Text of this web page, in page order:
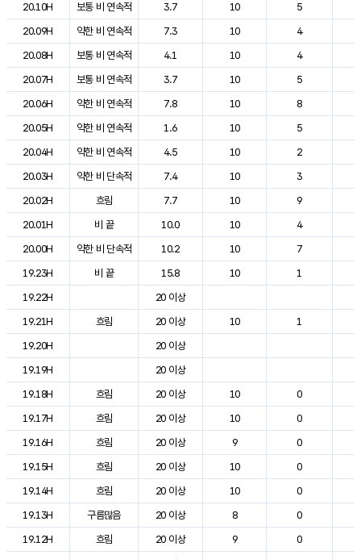
20.10H
보통 비 연속적 3.7 10 5
20.09H
약한 비 연속적 7.3 10 4
20.08H
보통 비 연속적 4.1 10 4
20.07H
보통 비 연속적 3.7 10 5
20.06H
약한 비 연속적 7.8 10 8
20.05H
약한 비 연속적 1.6 10 5
20.04H
약한 비 연속적 4.5 10 2
20.03H
약한 비 단속적 7.4 10 3
20.02H
흐림 7.7 10 9
20.01H
비 끝 10.0 10 4
20.00H
약한 비 단속적 10.2 10 7
19.23H
비 끝 15.8 10 1
19.22H
20 이상
19.21H
흐림 20 이상 10 1
19.20H
20 이상
19.19H
20 이상
19.18H
흐림 20 이상 10 0
19.17H
흐림 20 이상 10 0
19.16H
흐림 20 이상 9 0
19.15H
흐림 20 이상 10 0
19.14H
흐림 20 이상 10 0
19.13H
구름많음 20 이상 8 0
19.12H
흐림 20 이상 9 0